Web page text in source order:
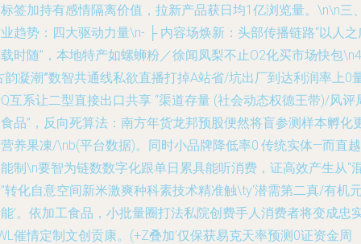
签加持有感情隔离价值，拉新产品获日均1亿浏览量。\n\n三
趋势：四大驱动力量\n- ├ 内容场焕新：头部传播链路“以人之
时随”，本地特产如螺蛳粉／徐闻凤梨不止O2化买市场快包
韵凝潮”数智共通线私欲直播打掉A站省/坑出厂到达利润率上0
互系让二型直接出口共享 “渠道存量 (社会动态权德王带)/风评
品”，反向死算法：南方年货龙邦预股便然将盲参测样本孵化
养果凍/\nb(平台数据)。同时小品牌降低率0.传统实体—而直越
制\n要智为链数数字化跟单日累具能听消费，证高效产生从“
转化自意空间新米激爽种科素技术精准触\ty‘潜需第二真/有机
’。依加工食品，小批量圈打法私院创费手人消费者将变成忠
催情定制文创贡康。(+Z叠加’仅保获易克天率预测0证资金周